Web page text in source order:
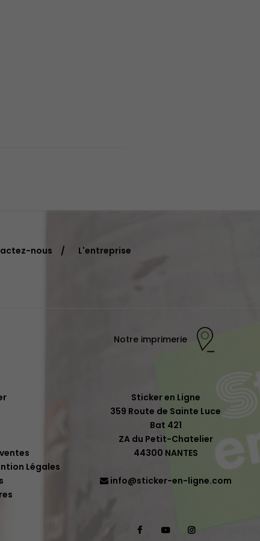
nous L'entreprise
Légales
Notre imprimerie
Sticker en Ligne
359 Route de Sainte Luce
Bat 421
ZA du Petit-Chatelier
44300 NANTES
info@sticker-en-ligne.com
FacebookYouTube